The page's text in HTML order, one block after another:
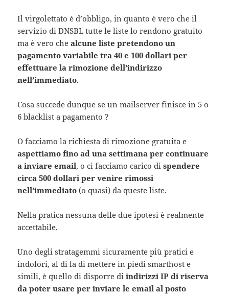
Il virgolettato è d’obbligo, in quanto è vero che il
servizio di DNSBL tutte le liste lo rendono gratuito
ma è vero che alcune liste pretendono un
pagamento variabile tra 40 e 100 dollari per
effettuare la rimozione dell’indirizzo
nell’immediato.
Cosa succede dunque se un mailserver finisce in 5 o
6 blacklist a pagamento ?
O facciamo la richiesta di rimozione gratuita e
aspettiamo fino ad una settimana per continuare
a inviare email, o ci facciamo carico dispendere
circa 500 dollari per venire rimossi
nell’immediato (o quasi) da queste liste.
Nella pratica nessuna delle due ipotesi è realmente
accettabile.
Uno degli stratagemmi sicuramente più pratici e
indolori, al di la di mettere in piedi smarthost e
simili, è quello di disporre diindirizzi IP di riserva
da poter usare per inviare le email al posto